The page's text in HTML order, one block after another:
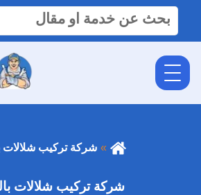
البحث
عن:
شركة تركيب شلالات
شركة تركيب شلالات